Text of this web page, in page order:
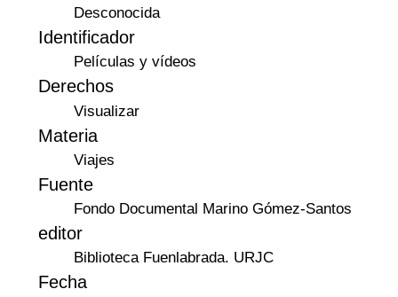
Desconocida
Identificador
Películas y vídeos
Derechos
Visualizar
Materia
Viajes
Fuente
Fondo Documental Marino Gómez-Santos
editor
Biblioteca Fuenlabrada. URJC
Fecha